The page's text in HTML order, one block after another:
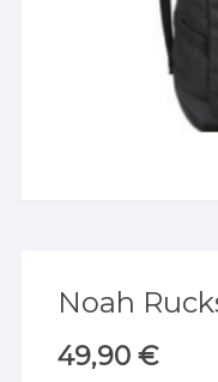
Noah
49,90€